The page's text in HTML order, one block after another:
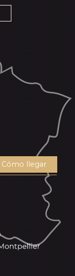
Cómo llegar